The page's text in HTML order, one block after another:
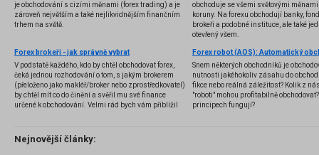
je obchodování s cizími měnami (forex trading) a je
zároveň největším a také nejlikvidnějším finančním
trhem na světě.
obchoduje se všemi světovými
koruny. Na forexu obchodují banky,
brokeři a podobné instituce, ale také
otevřený všem.
Forex brokeři - jak správně vybrat
V podstatě každého, kdo by chtěl obchodovat forex,
čeká jednou rozhodování o tom, s jakým brokerem
(přeloženo jako makléř/broker nebo zprostředkovatel)
by chtěl mít co do činění a svěřil mu své finance
určené k obchodování. Velmi rád bych vám přiblížil
několik příkladů nejznámějších z nich.
Snem některých obchodníků je
nutnosti jakéhokoliv zásahu do
fikce nebo reálná záležitost? Kolik z
"roboti" mohou profitabilně
principech fungují?
Nejnovější články: